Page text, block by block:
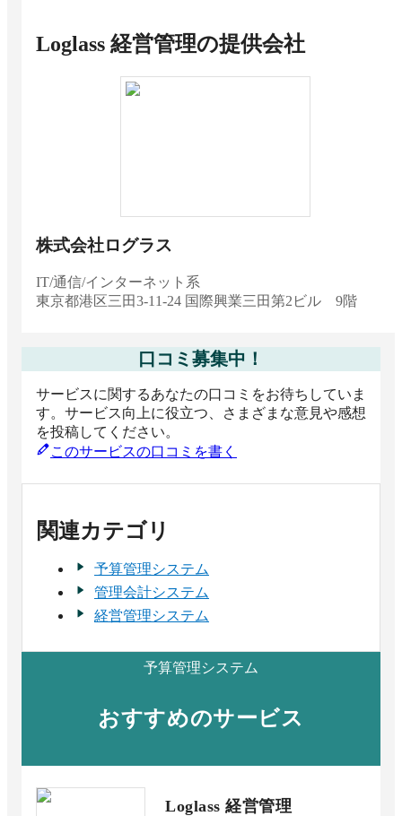
Loglass 経営管理の提供会社
株式会社ログラス
IT/通信/インターネット系
東京都港区三田3-11-24 国際興業三田第2ビル 9階
口コミ募集中！
サービスに関するあなたの口コミをお待ちしていま
す。サービス向上に役立つ、さまざまな意見や感想
を投稿してください。
このサービスの口コミを書く
関連カテゴリ
予算管理システム
管理会計システム
経営管理システム
予算管理システム
おすすめのサービス
Loglass 経営管理